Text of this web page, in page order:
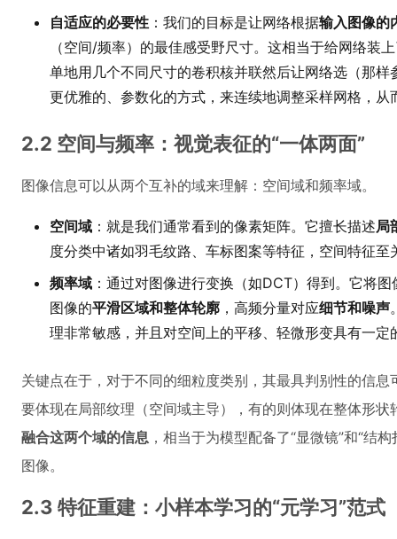
自适应的必要性 ：我们的目标是让网络根据输入图像的
（空间/频率）的最佳感受野尺寸。这相当于给网络装
单地用几个不同尺寸的卷积核并联然后让网络选（那
更优雅的、参数化的方式，来连续地调整采样网格，从
2.2 空间与频率：视觉表征的“一体两面”
图像信息可以从两个互补的域来理解：空间域和频率域。
空间域 ：就是我们通常看到的像素矩阵。它擅长描述局
度分类中诸如羽毛纹路、车标图案等特征，空间特征至
频率域 ：通过对图像进行变换（如DCT）得到。它将
图像的平滑区域和整体轮廓 ，高频分量对应细节和噪声
理非常敏感，并且对空间上的平移、轻微形变具有一定
关键点在于，对于不同的细粒度类别，其最具判别性的信
要体现在局部纹理（空间域主导），有的则体现在整体形
融合这两个域的信息 ，相当于为模型配备了“显微镜”和“结
图像。
2.3 特征重建：小样本学习的“元学习”范式